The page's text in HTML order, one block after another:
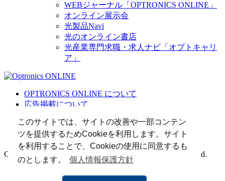
このサイトでは、サイトの改善や一部コンテン
ツを提供するためCookieを利用します。サイト
を利用することで、Cookieの使用に同意するも
のとします。
個人情報保護方針
WEBジャーナル「OPTRONICS ONLINE」
オンライン展示会
光製品Navi
光のオンライン書店
光産業専門求職・求人ナビ「オプトキャリ
ア」
OPTRONICS ONLINE について
広告掲載について
個人情報
光関連リンク集
Copyright (C) 2025 The Optronics Co., Ltd. All rights reserved.